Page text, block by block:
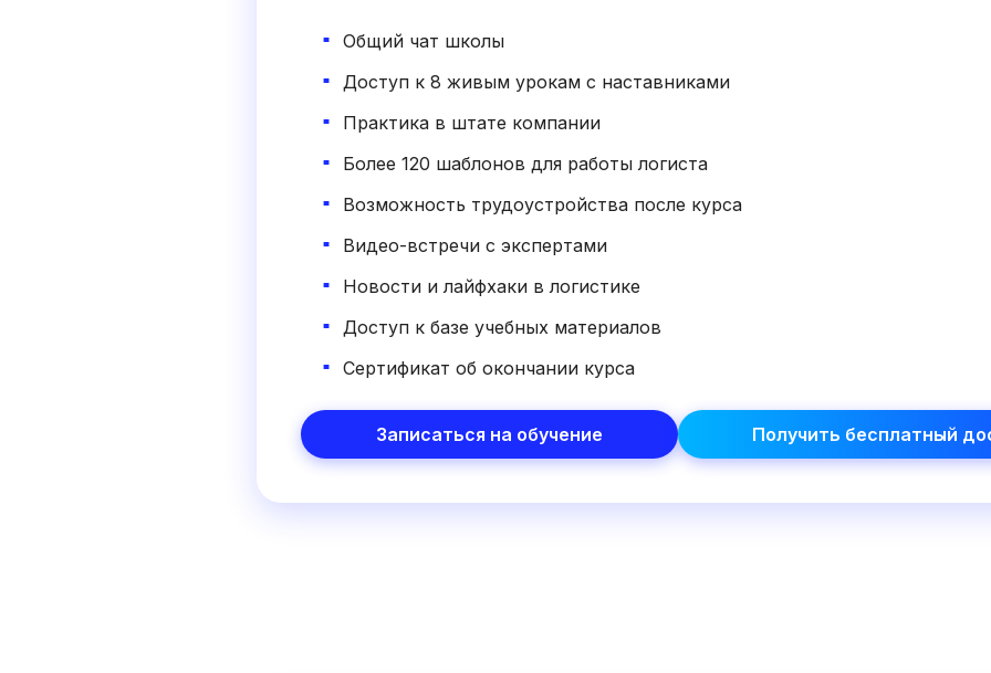
Общий чат школы
Доступ к 8 живым урокам с наставниками
Практика в штате компании
Более 120 шаблонов для работы логиста
Возможность трудоустройства после курса
Видео-встречи с экспертами
Новости и лайфхаки в логистике
Доступ к базе учебных материалов
Сертификат об окончании курса
Записаться на обучение Получить бесплатный